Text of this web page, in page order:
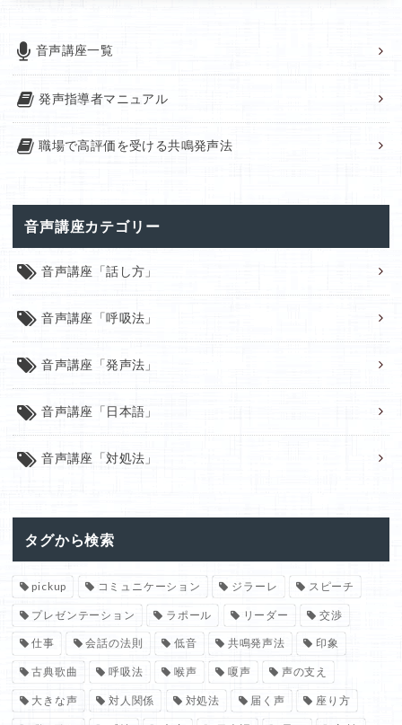
音声講座一覧
発声指導者マニュアル
職場で高評価を受ける共鳴発声法
音声講座カテゴリー
音声講座「話し方」
音声講座「呼吸法」
音声講座「発声法」
音声講座「日本語」
音声講座「対処法」
タグから検索
pickup コミュニケーション ジラーレ スピーチ
プレゼンテーション ラポール リーダー 交渉
仕事 会話の法則 低音 共鳴発声法 印象
古典歌曲 呼吸法 喉声 嗄声 声の支え
大きな声 対人関係 対処法 届く声 座り方